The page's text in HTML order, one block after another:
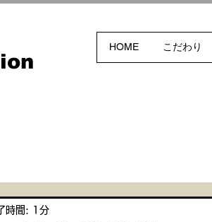
HOME こだわり
時間: 1分